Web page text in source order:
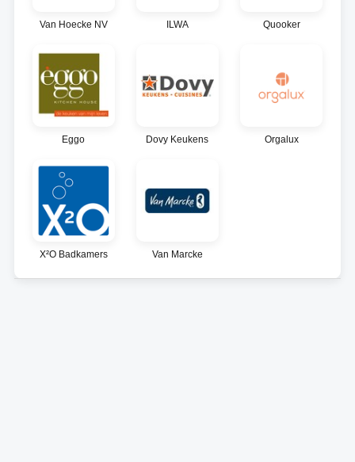
Van Hoecke NV ILWA Quooker
Eggo Dovy Keukens Orgalux
X²O Badkamers Van Marcke